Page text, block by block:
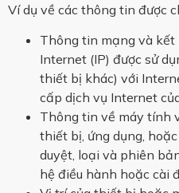
Ví dụ về các thông tin được
Thông tin mạng và kết
Internet (IP) được sử
thiết bị khác) với
cấp dịch vụ Internet
Thông tin về máy tính
thiết bị, ứng dụng,
duyệt, loại và phiên
hệ điều hành hoặc cài